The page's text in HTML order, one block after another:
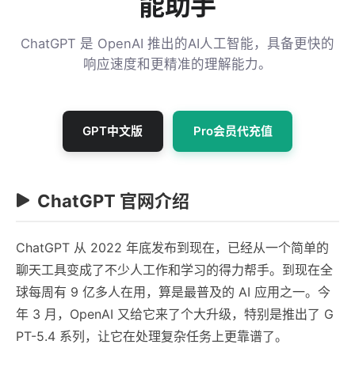
ChatGPT 是 OpenAI 推出的AI人工智能，具备更快的
响应速度和更精准的理解能力。
GPT中文版 Pro会员代充值
ChatGPT 官网介绍
ChatGPT 从 2022 年底发布到现在，已经从一个简单的
聊天工具变成了不少人工作和学习的得力帮手。到现在全
球每周有 9 亿多人在用，算是最普及的 AI 应用之一。今
年 3 月，OpenAI 又给它来了个大升级，特别是推出了 G
PT-5.4 系列，让它在处理复杂任务上更靠谱了。